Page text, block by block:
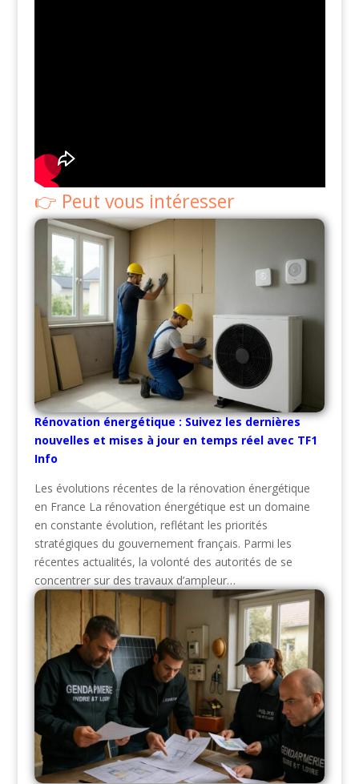
Peut vous intéresser
Rénovation énergétique : Suivez les dernières
nouvelles et mises à jour en temps réel avec TF1
Info
Les évolutions récentes de la rénovation énergétique
en France La rénovation énergétique est un domaine
en constante évolution, reflétant les priorités
stratégiques du gouvernement français. Parmi les
récentes actualités, la volonté des autorités de se
concentrer sur des travaux d’ampleur…